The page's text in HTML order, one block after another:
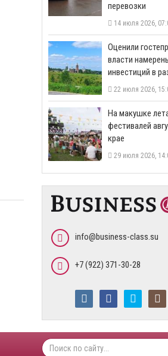
перевозки
14 июля 2026,
Оценили
власти
инвестиций в
22 июля 2026,
На макушке
фестивалей
крае
29 июля 2026,
info@business-class.su
+7 (922) 371-30-28